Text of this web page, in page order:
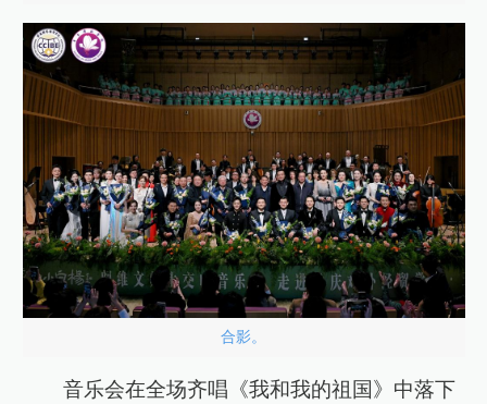
合影。
音乐会在全场齐唱《我和我的祖国》中落下